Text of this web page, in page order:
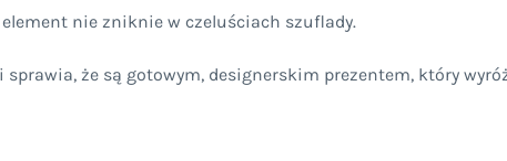
nie zniknie w czeluściach szuflady.
sprawia, że są gotowym, designerskim prezentem, który